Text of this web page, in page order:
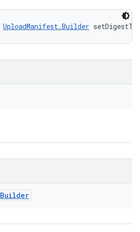
UploadManifest.Builder
Builder